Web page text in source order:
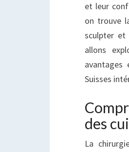
et leur
on trouve
sculpter et
allons
Suisses
des
La